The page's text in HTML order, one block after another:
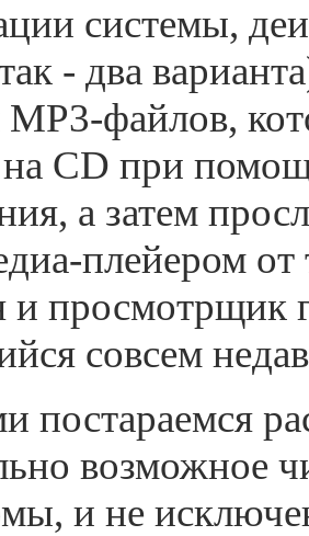
системы,
- два
МР3-файлов,
на CD при
а затем
плейером
и просмотрщик
совсем
постараемся
возможное
и не